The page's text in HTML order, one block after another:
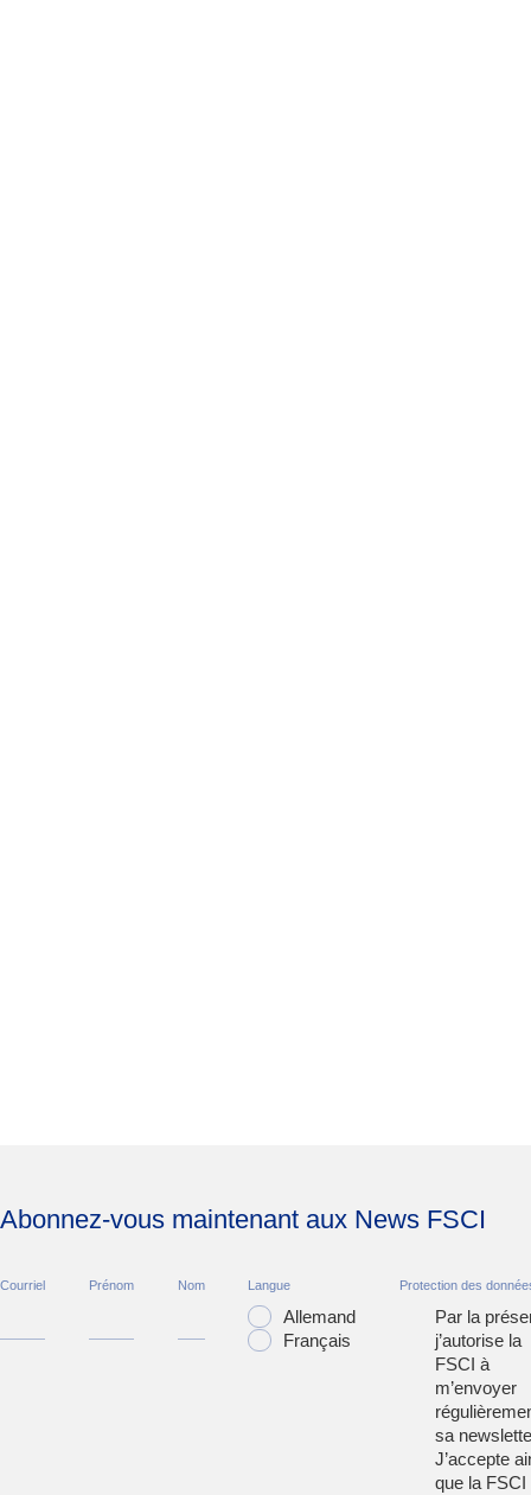
Abonnez-vous maintenant aux News FSCI
Courriel Prénom Nom Langue
Allemand
Français
Protection des
Par la
j’autorise la
FSCI à
m’envoyer
sa
J’accepte
que la FSCI